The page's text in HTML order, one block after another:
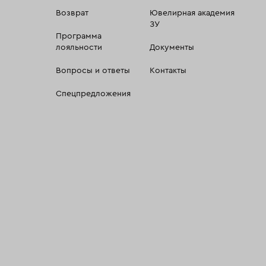
Возврат
Программа
лояльности
Вопросы и ответы
Спецпредложения
Ювелирная академия
ЗУ
Документы
Контакты